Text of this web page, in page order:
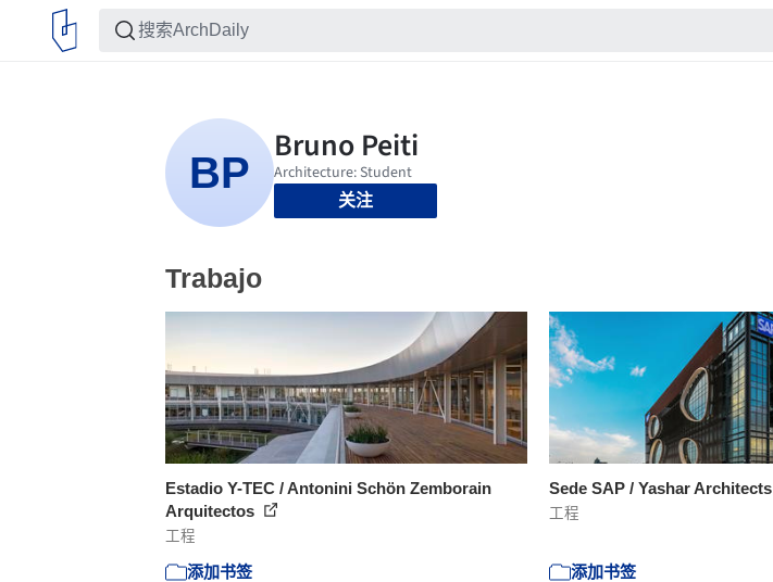
关注
Trabajo
Estadio Y-TEC / Antonini Schön Zemborain
Arquitectos
工程
添加书签
Sede SAP / Yashar Architects
工程
添加书签